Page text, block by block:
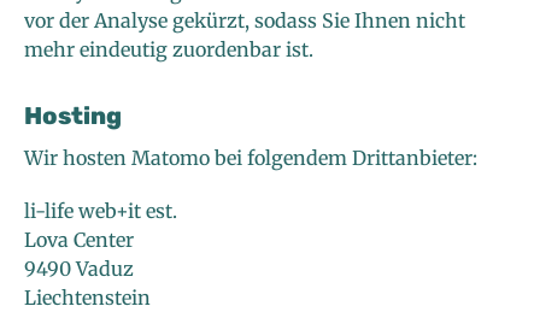
vor der Analyse gekürzt, sodass Sie Ihnen nicht
mehr eindeutig zuordenbar ist.
Hosting
Wir hosten Matomo bei folgendem Drittanbieter:
li-life web+it est.
Lova Center
9490 Vaduz
Liechtenstein